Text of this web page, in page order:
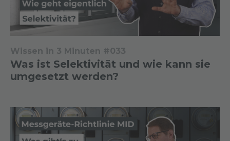
Wissen in 3 Minuten #033
Was ist Selektivität und wie kann sie
umgesetzt werden?